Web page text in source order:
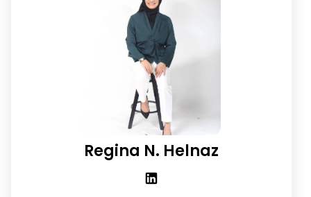
Regina N. Helnaz